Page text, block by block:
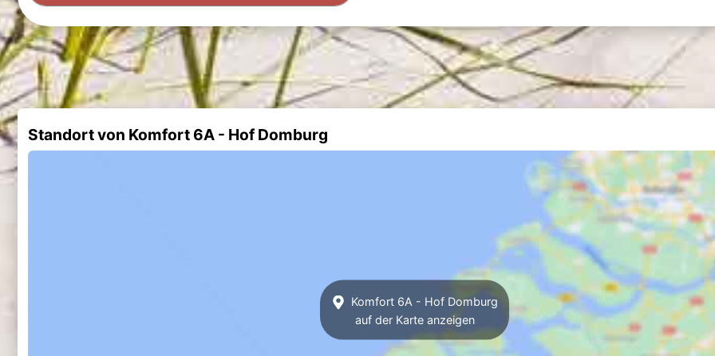
Standort von Komfort 6A - Hof Domburg
Komfort 6A - Hof Domburg
auf der Karte anzeigen